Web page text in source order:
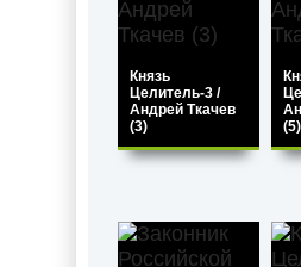
Князь
Целитель-3 /
Андрей Ткачев
(3)
(5)